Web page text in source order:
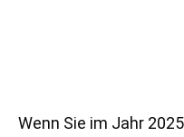
Wenn Sie im Jahr